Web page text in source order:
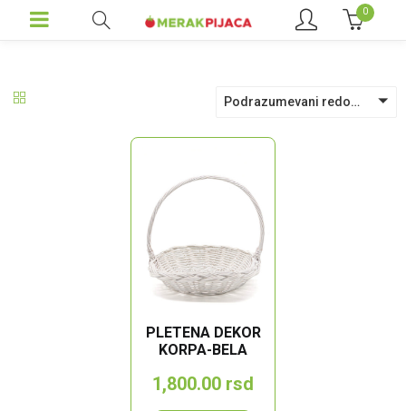
0
Podrazumevani redosled
PLETENA DEKOR
KORPA-BELA
1,800.00 rsd